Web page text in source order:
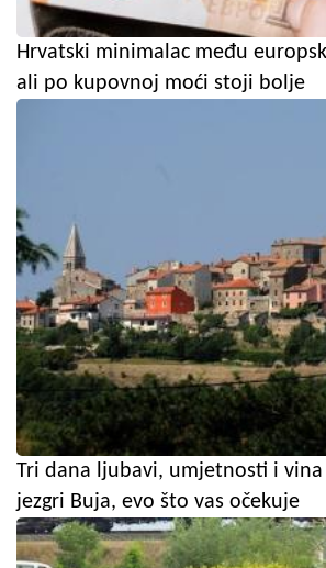
Hrvatski minimalac među
ali po kupovnoj moći stoji bolje
Tri dana ljubavi, umjetnosti i
jezgri Buja, evo što vas očekuje